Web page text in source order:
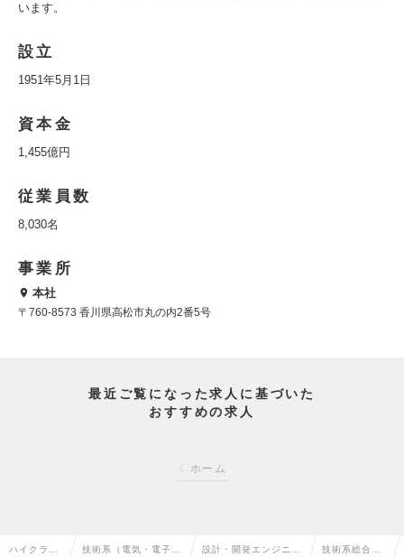
います。
設立
1951年5月1日
資本金
1,455億円
従業員数
8,030名
事業所
本社
〒760-8573 香川県高松市丸の内2番5号
最近ご覧になった求人に基づいた
おすすめの求人
ホーム
ハイクラス 技術系（電気・電子・ 設計・開発エンジニア 技術系総合職